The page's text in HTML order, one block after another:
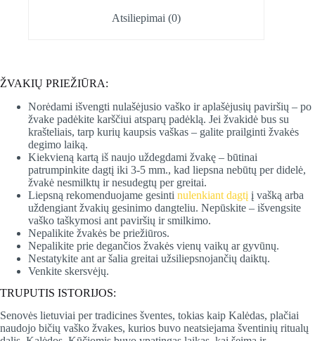
Atsiliepimai (0)
ŽVAKIŲ PRIEŽIŪRA:
Norėdami išvengti nulašėjusio vaško ir aplašėjusių paviršių – po
žvake padėkite karščiui atsparų padėklą. Jei žvakidė bus su
krašteliais, tarp kurių kaupsis vaškas – galite prailginti žvakės
degimo laiką.
Kiekvieną kartą iš naujo uždegdami žvakę – būtinai
patrumpinkite dagtį iki 3-5 mm., kad liepsna nebūtų per didelė,
žvakė nesmilktų ir nesudegtų per greitai.
Liepsną rekomenduojame gesinti nulenkiant dagtį į vašką arba
uždengiant žvakių gesinimo dangteliu. Nepūskite – išvengsite
vaško taškymosi ant paviršių ir smilkimo.
Nepalikite žvakės be priežiūros.
Nepalikite prie degančios žvakės vienų vaikų ar gyvūnų.
Nestatykite ant ar šalia greitai užsiliepsnojančių daiktų.
Venkite skersvėjų.
TRUPUTIS ISTORIJOS:
Senovės lietuviai per tradicines šventes, tokias kaip Kalėdas, plačiai
naudojo bičių vaško žvakes, kurios buvo neatsiejama šventinių ritualų